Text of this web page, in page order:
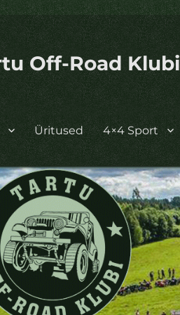
Off-Road Klubi
Üritused 4×4 Sport